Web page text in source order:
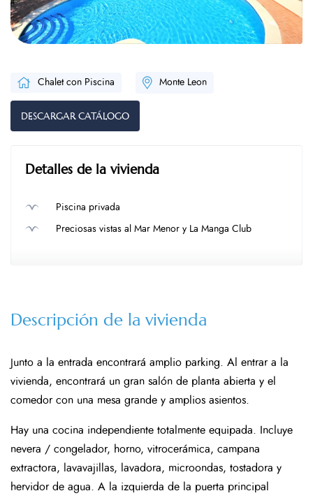
Chalet con Piscina Monte Leon
DESCARGAR CATÁLOGO
Detalles de la vivienda
Piscina privada
Preciosas vistas al Mar Menor y La Manga Club
Descripción de la vivienda
Junto a la entrada encontrará amplio parking. Al entrar a la
vivienda, encontrará un gran salón de planta abierta y el
comedor con una mesa grande y amplios asientos.
Hay una cocina independiente totalmente equipada. Incluye
nevera / congelador, horno, vitrocerámica, campana
extractora, lavavajillas, lavadora, microondas, tostadora y
hervidor de agua. A la izquierda de la puerta principal